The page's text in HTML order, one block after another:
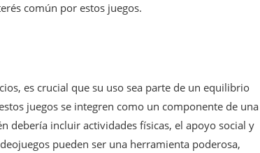
común por estos juegos.
es crucial que su uso sea parte de un equilibrio
juegos se integren como un componente de una
debería incluir actividades físicas, el apoyo social y
pueden ser una herramienta poderosa,